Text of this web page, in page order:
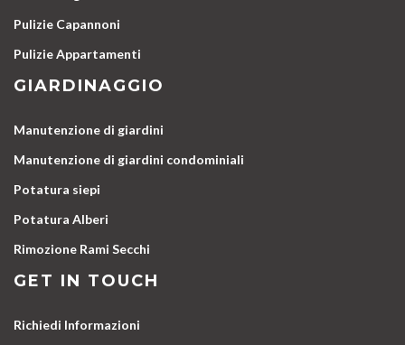
Pulizie Capannoni
Pulizie Appartamenti
GIARDINAGGIO
Manutenzione di giardini
Manutenzione di giardini condominiali
Potatura siepi
Potatura Alberi
Rimozione Rami Secchi
GET IN TOUCH
Richiedi Informazioni